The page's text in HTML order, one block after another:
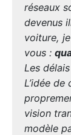
réseaux
devenus
voiture,
vous :
Les
L’idée
vision
modèle